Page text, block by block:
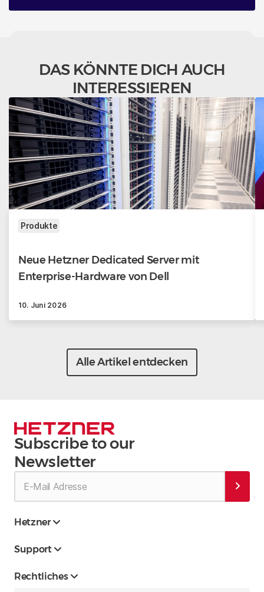
DAS KÖNNTE DICH AUCH
INTERESSIEREN
Produkte
Neue Hetzner Dedicated Server mit
Enterprise-Hardware von Dell
10. Juni 2026
Alle Artikel entdecken
Subscribe to our
Newsletter
Hetzner
Support
Rechtliches